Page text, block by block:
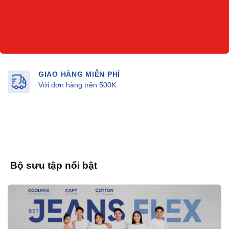
GIAO HÀNG MIỄN PHÍ
Với đơn hàng trên 500K
Bộ sưu tập nổi bật